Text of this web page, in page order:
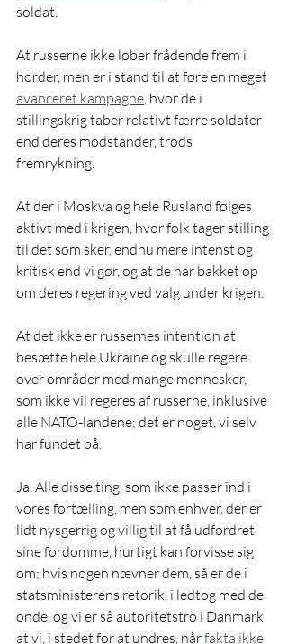
soldat.
At russerne ikke løber frådende frem i
horder, men er i stand til at føre en meget
avanceret kampagne, hvor de i
stillingskrig taber relativt færre soldater
end deres modstander, trods
fremrykning.
At der i Moskva og hele Rusland følges
aktivt med i krigen, hvor folk tager stilling
til det som sker, endnu mere intenst og
kritisk end vi gør, og at de har bakket op
om deres regering ved valg under krigen.
At det ikke er russernes intention at
besætte hele Ukraine og skulle regere
over områder med mange mennesker,
som ikke vil regeres af russerne, inklusive
alle NATO-landene; det er noget, vi selv
har fundet på.
Ja. Alle disse ting, som ikke passer ind i
vores fortælling, men som enhver, der er
lidt nysgerrig og villig til at få udfordret
sine fordomme, hurtigt kan forvisse sig
om; hvis nogen nævner dem, så er de i
statsministerens retorik, i ledtog med de
onde, og vi er så autoritetstro i Danmark
at vi, i stedet for at undres, når fakta ikke